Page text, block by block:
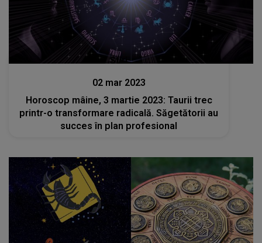
Stiri
02 mar 2023
Horoscop mâine, 3 martie 2023: Taurii trec
printr-o transformare radicală. Săgetătorii au
succes în plan profesional